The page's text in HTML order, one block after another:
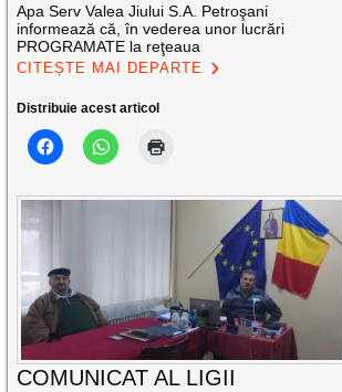
Apa Serv Valea Jiului S.A. Petroşani
informează că, în vederea unor lucrări
PROGRAMATE la reţeaua
CITEȘTE MAI DEPARTE
Distribuie acest articol
COMUNICAT AL LIGII